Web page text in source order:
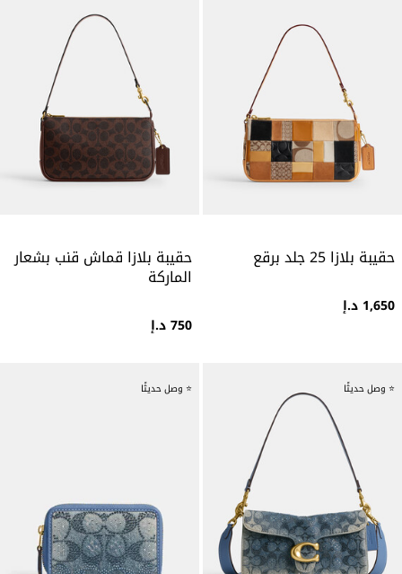
حقيبة بلازا 25 جلد برقع
1,650 د.إ
حقيبة بلازا قماش قنب بشعار
الماركة
750 د.إ
⭐ وصل حديثًا ⭐ وصل حديثًا